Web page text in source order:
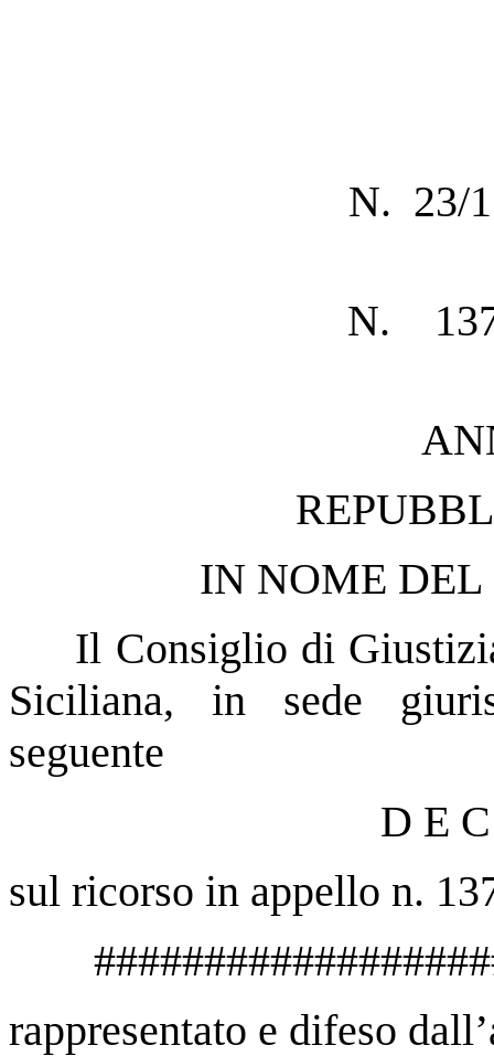
N. 23/
N.
IN NOME
Il Consiglio di
Siciliana, in sede
seguente
D E
sul ricorso in appello n.
rappresentato e difeso